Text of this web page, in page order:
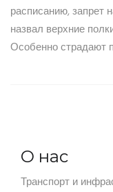
расписанию, запрет
назвал верхние
Особенно страдают
О нас
Транспорт и